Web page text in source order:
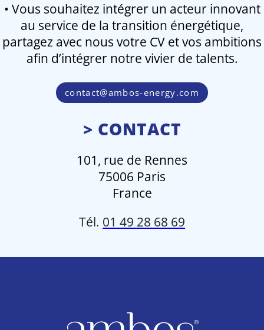
• Vous souhaitez intégrer un acteur innovant
au service de la transition énergétique,
partagez avec nous votre CV et vos ambitions
afin d’intégrer notre vivier de talents.
> CONTACT
101, rue de Rennes
75006 Paris
France
Tél. 01 49 28 68 69
contact@ambos-energy.com